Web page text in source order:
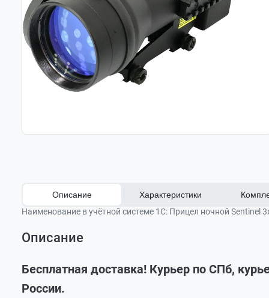
Описание Характеристики
Наименование в учётной системе 1С: Прицел ночной Sentinel
Описание
Бесплатная доставка! Курьер по СПб,
России.
Модель (SKU)
1
Прицел ночного видения Sentinel 3x60
Оставить отзыв
Задать вопрос